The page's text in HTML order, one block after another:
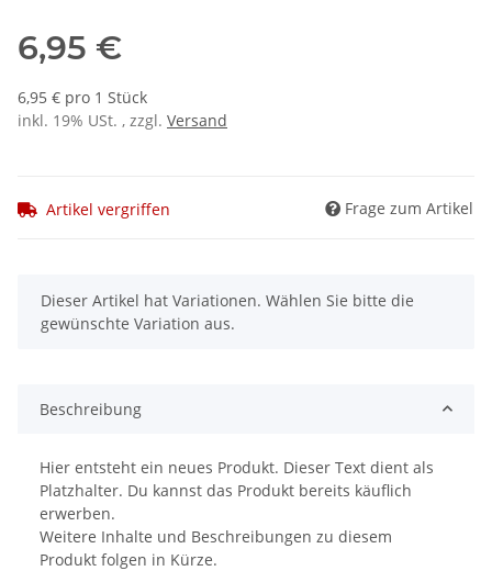
6,95 €
6,95 € pro 1 Stück
inkl. 19% USt. , zzgl. Versand
Artikel vergriffen Frage zum Artikel
x
Dieser Artikel hat Variationen. Wählen Sie bitte die
gewünschte Variation aus.
Beschreibung
Hier entsteht ein neues Produkt. Dieser Text dient als
Platzhalter. Du kannst das Produkt bereits käuflich
erwerben.
Weitere Inhalte und Beschreibungen zu diesem
Produkt folgen in Kürze.